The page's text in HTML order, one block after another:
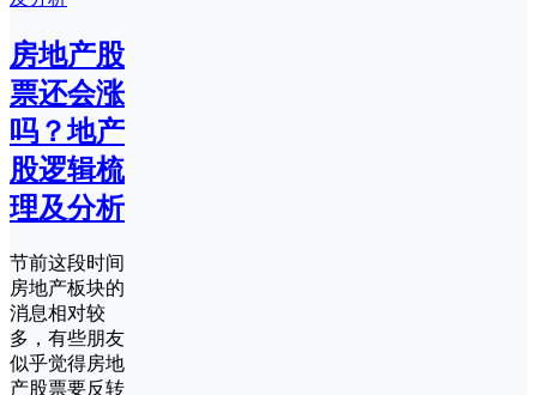
房地产股
票还会涨
吗？地产
股逻辑梳
理及分析
节前这段时间
房地产板块的
消息相对较
多，有些朋友
似乎觉得房地
产股票要反转